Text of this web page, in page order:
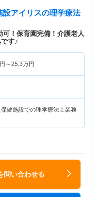
設アイリスの理学療法
可！保育園完備！介護老人
す♪
～25.3万円
保健施設での理学療法士業務
問い合わせる